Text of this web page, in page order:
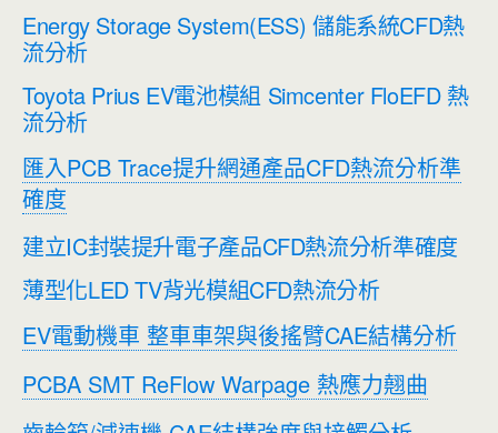
Energy Storage System(ESS) 儲能系統CFD熱
流分析
Toyota Prius EV電池模組 Simcenter FloEFD 熱
流分析
匯入PCB Trace提升網通產品CFD熱流分析準
確度
建立IC封裝提升電子產品CFD熱流分析準確度
薄型化LED TV背光模組CFD熱流分析
EV電動機車 整車車架與後搖臂CAE結構分析
PCBA SMT ReFlow Warpage 熱應力翹曲